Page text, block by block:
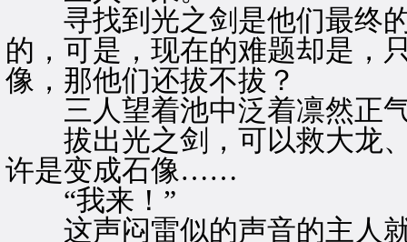
寻找到光之剑是他们最终的
的，可是，现在的难题却是，
像，那他们还拔不拔？
三人望着池中泛着凛然正气
拔出光之剑，可以救大龙
许是变成石像……
“我来！”
这声闷雷似的声音的主人